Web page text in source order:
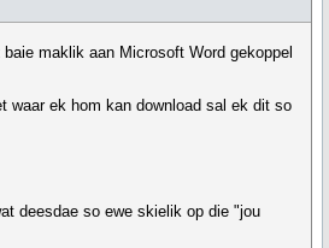
maklik aan Microsoft Word gekoppel
waar ek hom kan download sal ek dit so
deesdae so ewe skielik op die "jou